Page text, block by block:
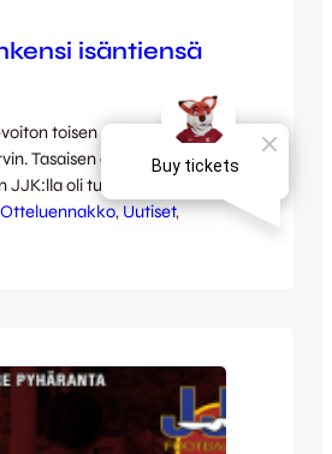
isäntiensä
toisen puoliajan
Tasaisen ensimmäisen
JJK:lla oli tunnin kohdalla
jonka aikana Pauli
Gela iskivät vieraat
maalilla esitti ottelun
torjuntoja, joista
Otteluennakko, Uutiset,